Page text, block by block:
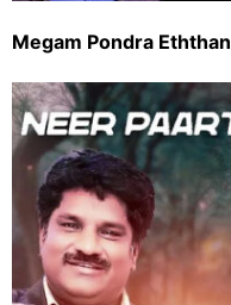
Megam Pondra